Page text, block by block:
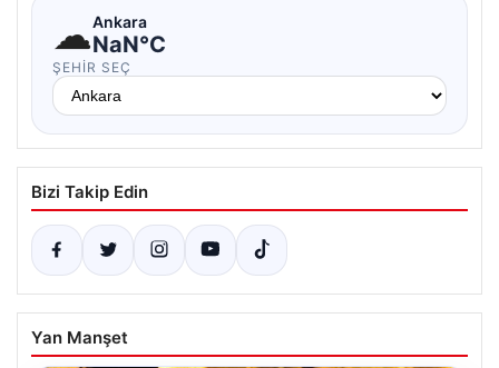
☁Ankara
NaN°C
ŞEHIR SEÇ
Bizi Takip Edin
Yan Manşet